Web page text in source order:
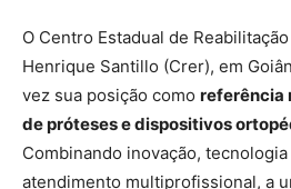
O Centro Estadual de
Henrique Santillo (Crer), em
vez sua posição como referência
de próteses e dispositivos
Combinando inovação, tecnologia
atendimento multiprofissional, a